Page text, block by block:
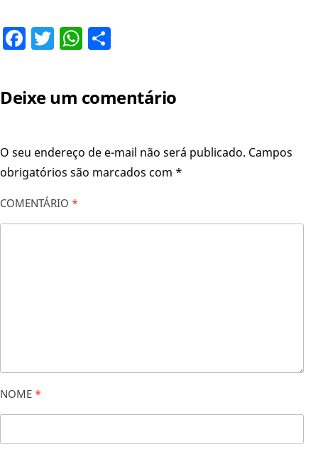
Facebook
TwitterWhatsApp
Deixe um comentário
O seu endereço de e-mail não será publicado. Campos
obrigatórios são marcados com *
COMENTÁRIO *
NOME *